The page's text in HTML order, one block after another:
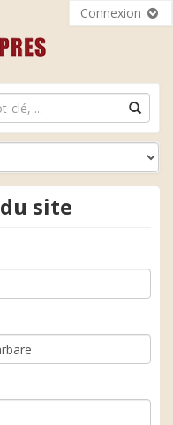
Connexion
site